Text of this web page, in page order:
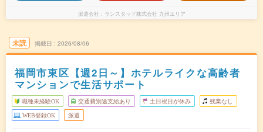
派遣会社 ランスタッド株式会社 九州エリア
未読 掲載日 2026/08/06
福岡市東区【週2日～】ホテルライクな高齢者
マンションで生活サポート
職種未経験OK 交通費別途支給あり 土日祝日が休み 残業なし
WEB登録OK 派遣